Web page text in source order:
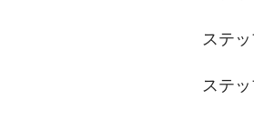
ステ
ステ